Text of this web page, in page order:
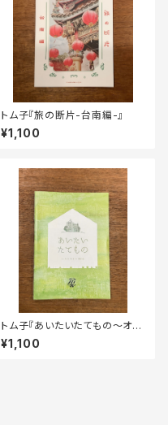
トム子『旅の断片-台南編-』
¥1,100
トム子『あいたいたてもの～オー
ストリア・オランダ旅行記～』
¥1,100